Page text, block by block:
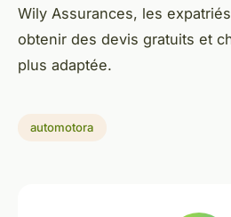
Wily Assurances, les
obtenir des devis gratuits et
plus adaptée.
automotora